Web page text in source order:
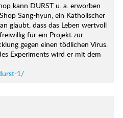
kann DURST u. a. erworben
Sang-hyun, ein Katholischer
glaubt, dass das Leben wertvoll
für ein Projekt zur
gegen einen tödlichen Virus.
Experiments wird er mit dem
1/